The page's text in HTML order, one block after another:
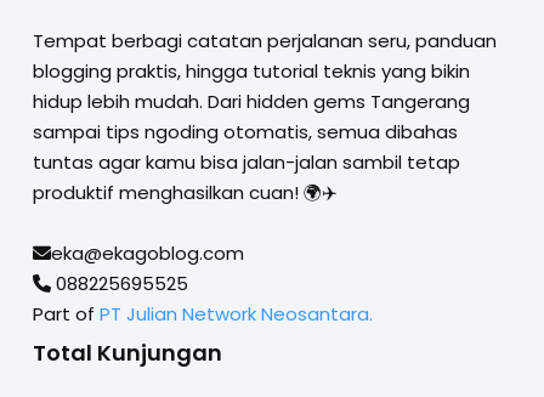
Tempat berbagi catatan perjalanan seru, panduan
blogging praktis, hingga tutorial teknis yang bikin
hidup lebih mudah. Dari hidden gems Tangerang
sampai tips ngoding otomatis, semua dibahas
tuntas agar kamu bisa jalan-jalan sambil tetap
produktif menghasilkan cuan! 🌍✈️
eka@ekagoblog.com
088225695525
Part of PT Julian Network Neosantara.
Total Kunjungan